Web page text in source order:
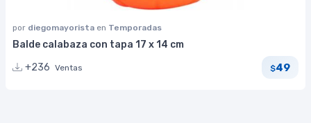
por diegomayorista en Temporadas
Balde calabaza con tapa 17 x 14 cm
+236 Ventas $49